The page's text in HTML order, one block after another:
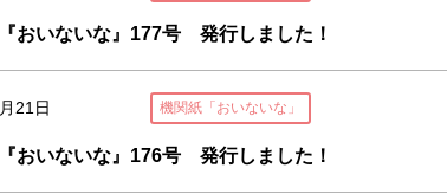
おいないな』177号 発行しました！
21日 機関紙「おいないな」
おいないな』176号 発行しました！